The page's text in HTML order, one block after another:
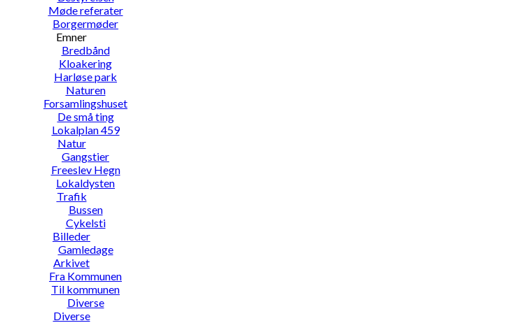
Møde referater
Borgermøder
Emner
Bredbånd
Kloakering
Harløse park
Naturen
Forsamlingshuset
De små ting
Lokalplan 459
Natur
Gangstier
Freeslev Hegn
Lokaldysten
Trafik
Bussen
Cykelsti
Billeder
Gamledage
Arkivet
Fra Kommunen
Til kommunen
Diverse
Diverse